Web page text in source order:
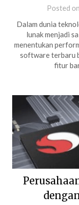
Posted on
Dalam dunia
lunak menjadi
menentukan
software terbaru
fitur